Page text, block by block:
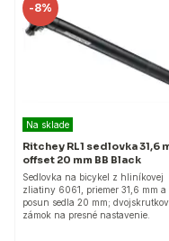
-8%
Na sklade
Ritchey RL1 sedlovka 31,6
offset 20 mm BB Black
Sedlovka na bicykel z hliníkovej
zliatiny 6061, priemer 31,6 mm a
posun sedla 20 mm;
zámok na presné nastavenie.